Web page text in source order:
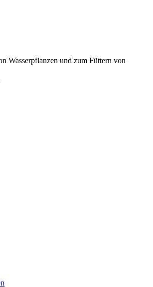
Wasserpflanzen und zum Füttern von